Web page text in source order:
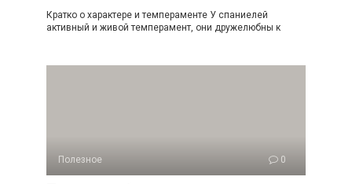
Кратко о характере и темпераменте У спаниелей
активный и живой темперамент, они дружелюбны к
Полезное 0